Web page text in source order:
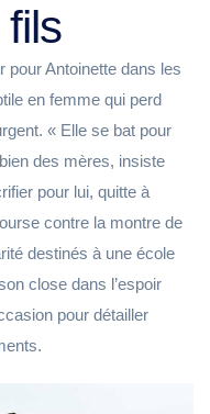
pour Antoinette dans les
en femme qui perd
« Elle se bat pour
des mères, insiste
pour lui, quitte à
contre la montre de
destinés à une école
close dans l’espoir
pour détailler